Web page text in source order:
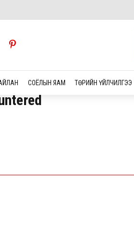
СОЁЛЫН ЯАМ ТӨРИЙН ҮЙЛЧИЛГЭЭ